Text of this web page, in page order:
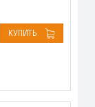
КУПИТЬ